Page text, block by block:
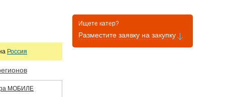
Россия
МОБИЛЕ
Ищете катер?
Разместите заявку на закупку